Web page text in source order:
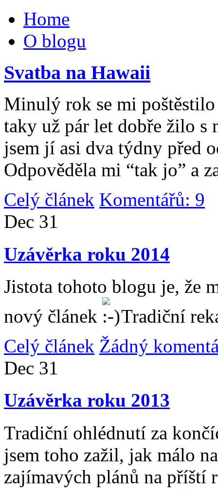
Home
O blogu
Svatba na Hawaii
Minulý rok se mi
taky už pár let dobře žilo
jsem jí asi dva týdny před
Odpověděla mi “tak jo” a
Celý článek Komentářů: 9
Dec 31
Uzávěrka roku 2014
Jistota tohoto blogu je, že
nový článek
Tradiční
Celý článek Žádný
Dec 31
Uzávěrka roku 2013
Tradiční ohlédnutí za
jsem toho zažil, jak málo
zajímavých plánů na příští